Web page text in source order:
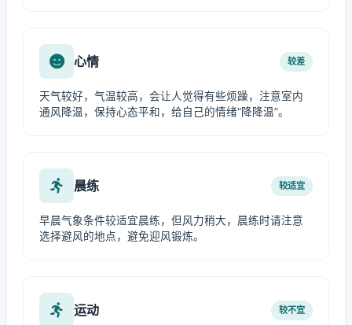
心情 较差
天气较好，气温较高，会让人觉得有些烦躁，注意室内
通风降温，保持心态平和，给自己的情绪“降降温”。
晨练 较适宜
早晨气象条件较适宜晨练，但风力稍大，晨练时请注意
选择避风的地点，避免迎风锻炼。
运动 较不宜